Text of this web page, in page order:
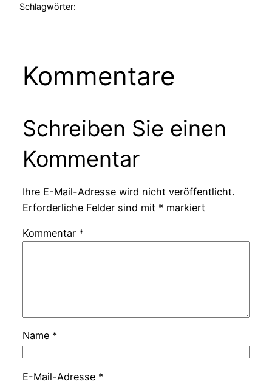
Schlagwörter:
Kommentare
Schreiben Sie einen
Kommentar
Ihre E-Mail-Adresse wird nicht veröffentlicht.
Erforderliche Felder sind mit * markiert
Kommentar *
Name *
E-Mail-Adresse *